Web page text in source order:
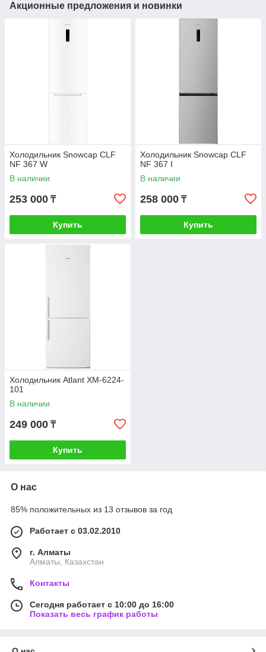
Акционные предложения и новинки
Холодильник Snowcap CLF
NF 367 W
В наличии
253 000 ₸
Купить
Холодильник Snowcap CLF
NF 367 I
В наличии
258 000 ₸
Купить
Холодильник Atlant ХМ-6224-
101
В наличии
249 000 ₸
Купить
О нас
85% положительных из 13 отзывов за год
Работает с 03.02.2010
г. Алматы
Алматы, Казахстан
Контакты
Сегодня работает с 10:00 до 16:00
Показать весь график работы